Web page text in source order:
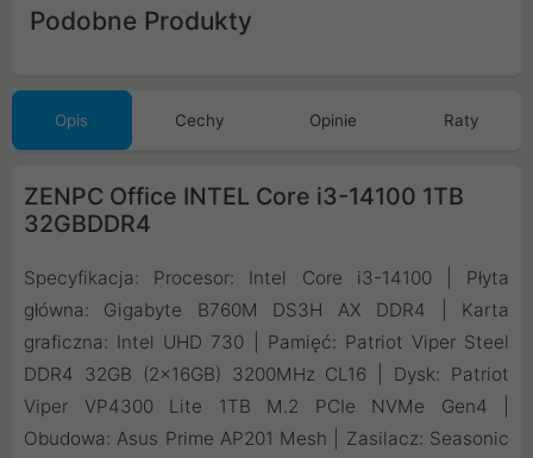
Podobne Produkty
Opis Cechy Opinie Raty
ZENPC Office INTEL Core i3-14100 1TB
32GBDDR4
Specyfikacja: Procesor: Intel Core i3-14100 | Płyta
główna: Gigabyte B760M DS3H AX DDR4 | Karta
graficzna: Intel UHD 730 | Pamięć: Patriot Viper Steel
DDR4 32GB (2x16GB) 3200MHz CL16 | Dysk: Patriot
Viper VP4300 Lite 1TB M.2 PCIe NVMe Gen4 |
Obudowa: Asus Prime AP201 Mesh | Zasilacz: Seasonic